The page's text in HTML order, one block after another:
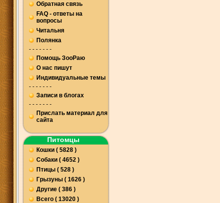
Обратная связь
FAQ - ответы на
вопросы
Читальня
Полянка
- - - - - - -
Помощь ЗооРаю
О нас пишут
Индивидуальные темы
- - - - - - -
Записи в блогах
- - - - - - -
Прислать материал для
сайта
Питомцы
Кошки ( 5828 )
Собаки ( 4652 )
Птицы ( 528 )
Грызуны ( 1626 )
Другие ( 386 )
Всего ( 13020 )